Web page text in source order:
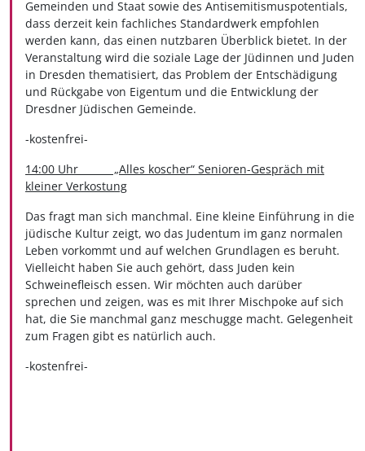
Gemeinden und Staat sowie des Antisemitismuspotentials,
dass derzeit kein fachliches Standardwerk empfohlen
werden kann, das einen nutzbaren Überblick bietet. In der
Veranstaltung wird die soziale Lage der Jüdinnen und Juden
in Dresden thematisiert, das Problem der Entschädigung
und Rückgabe von Eigentum und die Entwicklung der
Dresdner Jüdischen Gemeinde.
-kostenfrei-
14:00 Uhr „Alles koscher“ Senioren-Gespräch mit
kleiner Verkostung
Das fragt man sich manchmal. Eine kleine Einführung in die
jüdische Kultur zeigt, wo das Judentum im ganz normalen
Leben vorkommt und auf welchen Grundlagen es beruht.
Vielleicht haben Sie auch gehört, dass Juden kein
Schweinefleisch essen. Wir möchten auch darüber
sprechen und zeigen, was es mit Ihrer Mischpoke auf sich
hat, die Sie manchmal ganz meschugge macht. Gelegenheit
zum Fragen gibt es natürlich auch.
-kostenfrei-